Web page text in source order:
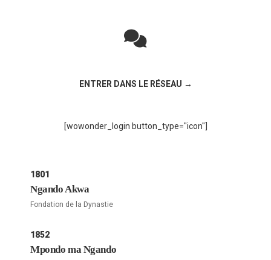
ENTRER DANS LE RÉSEAU →
[wowonder_login button_type="icon"]
1801
Ngando Akwa
Fondation de la Dynastie
1852
Mpondo ma Ngando